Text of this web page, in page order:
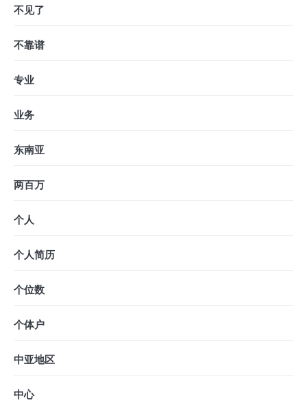
不见了
不靠谱
专业
业务
东南亚
两百万
个人
个人简历
个位数
个体户
中亚地区
中心